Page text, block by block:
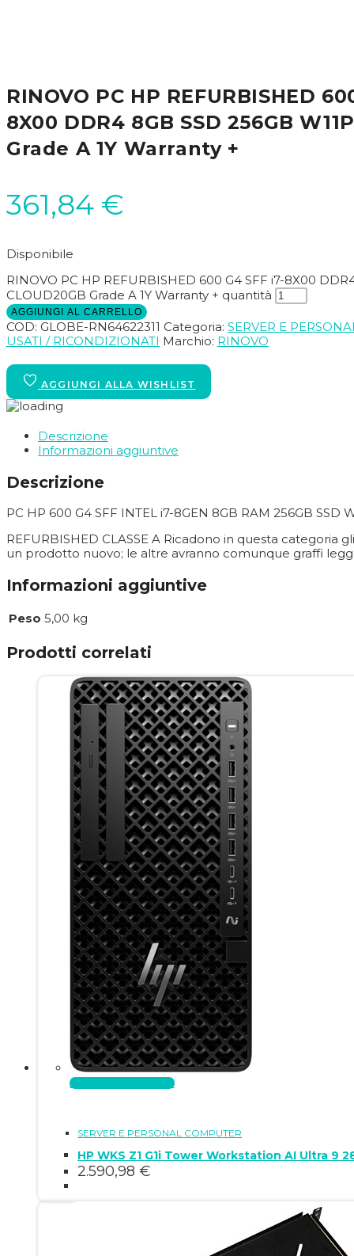
RINOVO PC HP REFURBISHED 600 G4 SFF i7-
8X00 DDR4 8GB SSD 256GB
Grade A 1Y Warranty +
361,84 €
Disponibile
RINOVO PC HP REFURBISHED 600 G4 SFF i7-8X00
CLOUD20GB Grade A 1Y Warranty + quantità
AGGIUNGI AL CARRELLO
COD: GLOBE-RN64622311 Categoria: SERVER E
USATI / RICONDIZIONATI Marchio: RINOVO
Descrizione
Informazioni aggiuntive
Descrizione
PC HP 600 G4 SFF INTEL i7-8GEN 8GB RAM 256GB SSD
REFURBISHED CLASSE A Ricadono in questa categoria
un prodotto nuovo; le altre avranno comunque graffi
Informazioni aggiuntive
Peso 5,00 kg
Prodotti correlati
Aggiungi al carrello
SERVER E PERSONAL COMPUTER
HP WKS Z1 G1i Tower Workstation AI Ultra 9
2.590,98 €